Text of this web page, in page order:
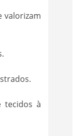
valorizam
tecidos à